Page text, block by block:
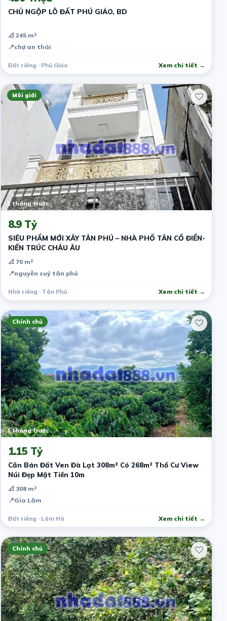
CHỦ NGỘP LÔ ĐẤT PHÚ GIÁO, BD
📐 245 m²
📍chợ an thái
Đất riêng · Phú Giáo Xem chi tiết →
Môi giới
1 tháng trước
8.9 Tỷ
SIÊU PHẨM MỚI XÂY TÂN PHÚ – NHÀ PHỐ TÂN CỔ ĐIỂN-
KIẾN TRÚC CHÂU ÂU
📐 70 m²
📍nguyễn suý tân phú
Nhà riêng · Tân Phú Xem chi tiết →
Chính chủ
1 tháng trước
1.15 Tỷ
Cần Bán Đất Ven Đà Lạt 308m² Có 268m² Thổ Cư View
Núi Đẹp Mặt Tiền 10m
📐 308 m²
📍Gia Lâm
Đất riêng · Lâm Hà Xem chi tiết →
Chính chủ